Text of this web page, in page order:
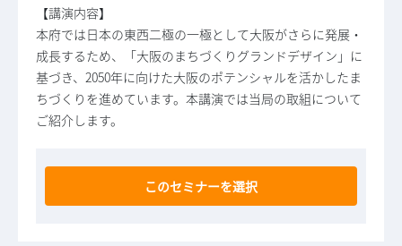
【講演内容】
本府では日本の東西二極の一極として大阪がさらに発展・
成長するため、「大阪のまちづくりグランドデザイン」に
基づき、2050年に向けた大阪のポテンシャルを活かしたま
ちづくりを進めています。本講演では当局の取組について
ご紹介します。
このセミナーを選択